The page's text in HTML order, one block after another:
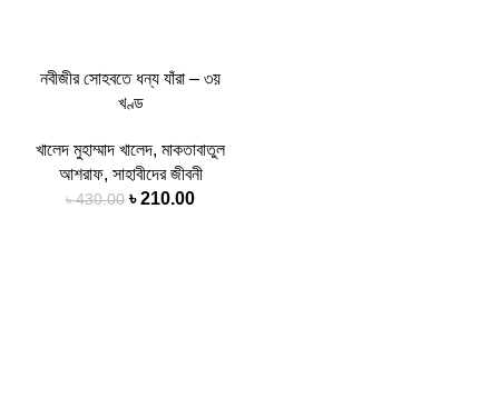
নবীজীর সোহবতে ধন্য যাঁরা – ৩য়
খণ্ড
খালেদ মুহাম্মাদ খালেদ, মাকতাবাতুল
আশরাফ, সাহাবীদের জীবনী
৳430.00 ৳210.00